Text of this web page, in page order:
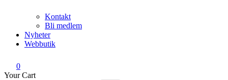
Kontakt
Bli medlem
Nyheter
Webbutik
0
Your Cart